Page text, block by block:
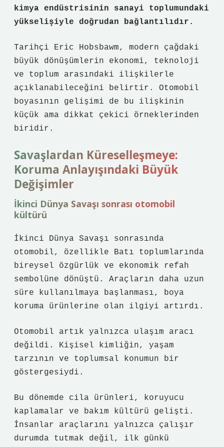
kimya endüstrisinin sanayi toplumundaki
yükselişiyle doğrudan bağlantılıdır.
Tarihçi Eric Hobsbawm, modern çağdaki
büyük dönüşümlerin ekonomi, teknoloji
ve toplum arasındaki ilişkilerle
açıklanabileceğini belirtir. Otomobil
boyasının gelişimi de bu ilişkinin
küçük ama dikkat çekici örneklerinden
biridir.
Savaşlardan Küreselleşmeye:
Koruma Anlayışındaki Büyük
Değişimler
İkinci Dünya Savaşı sonrası otomobil
kültürü
İkinci Dünya Savaşı sonrasında
otomobil, özellikle Batı toplumlarında
bireysel özgürlük ve ekonomik refah
sembolüne dönüştü. Araçların daha uzun
süre kullanılmaya başlanması, boya
koruma ürünlerine olan ilgiyi artırdı.
Otomobil artık yalnızca ulaşım aracı
değildi. Kişisel kimliğin, yaşam
tarzının ve toplumsal konumun bir
göstergesiydi.
Bu dönemde cila ürünleri, koruyucu
kaplamalar ve bakım kültürü gelişti.
İnsanlar araçlarını yalnızca çalışır
durumda tutmak değil, ilk günkü